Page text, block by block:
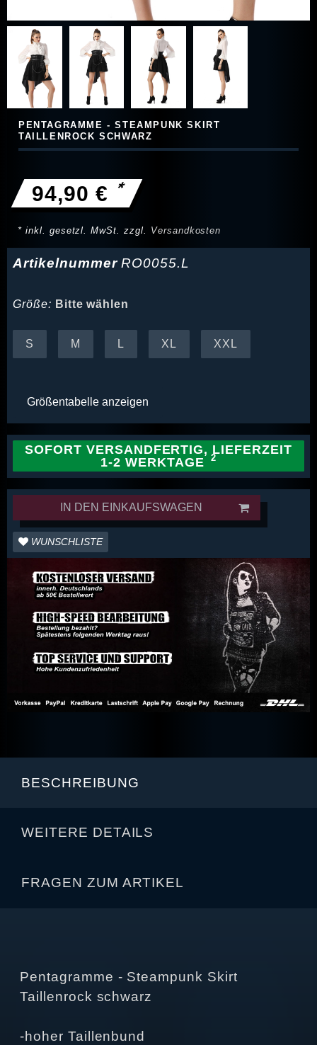
PENTAGRAMME - STEAMPUNK SKIRT
TAILLENROCK SCHWARZ
94,90 € *
* inkl. gesetzl. MwSt. zzgl. Versandkosten
ArtikelnummerRO0055.L
Größe: Bitte wählen
S M L XL XXL
Größentabelle anzeigen
SOFORT VERSANDFERTIG, LIEFERZEIT
1-2 WERKTAGE
IN DEN EINKAUFSWAGEN
WUNSCHLISTE
BESCHREIBUNG
WEITERE DETAILS
FRAGEN ZUM ARTIKEL
Pentagramme - Steampunk Skirt
Taillenrock schwarz
-hoher Taillenbund